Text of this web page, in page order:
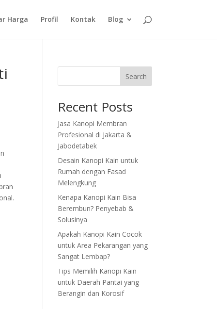
Harga Profil Kontak Blog
Search
Recent Posts
Jasa Kanopi Membran
Profesional di Jakarta &
Jabodetabek
Desain Kanopi Kain untuk
Rumah dengan Fasad
Melengkung
Kenapa Kanopi Kain Bisa
Berembun? Penyebab &
Solusinya
Apakah Kanopi Kain Cocok
untuk Area Pekarangan yang
Sangat Lembap?
Tips Memilih Kanopi Kain
untuk Daerah Pantai yang
Berangin dan Korosif